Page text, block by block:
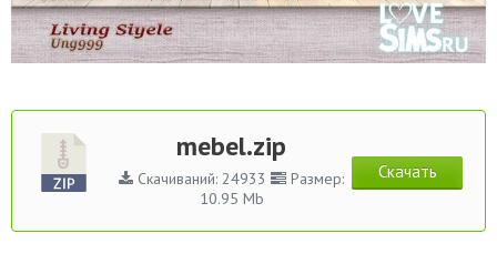
mebel.zip
Скачиваний: 24933
Размер:
10.95 Mb
Скачать